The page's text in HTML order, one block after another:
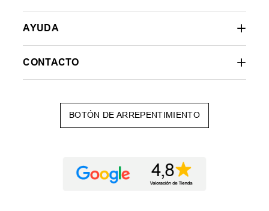
AYUDA
CONTACTO
BOTÓN DE ARREPENTIMIENTO